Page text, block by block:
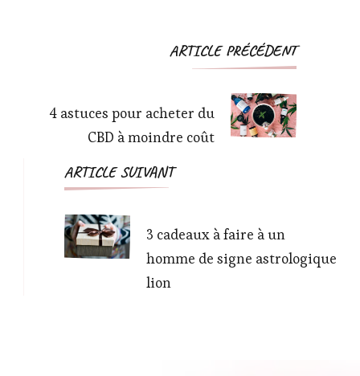
Navigation
ARTICLE PRÉCÉDENT
4 astuces pour acheter du
CBD à moindre coût
ARTICLE SUIVANT
3 cadeaux à faire à un
homme de signe astrologique
lion